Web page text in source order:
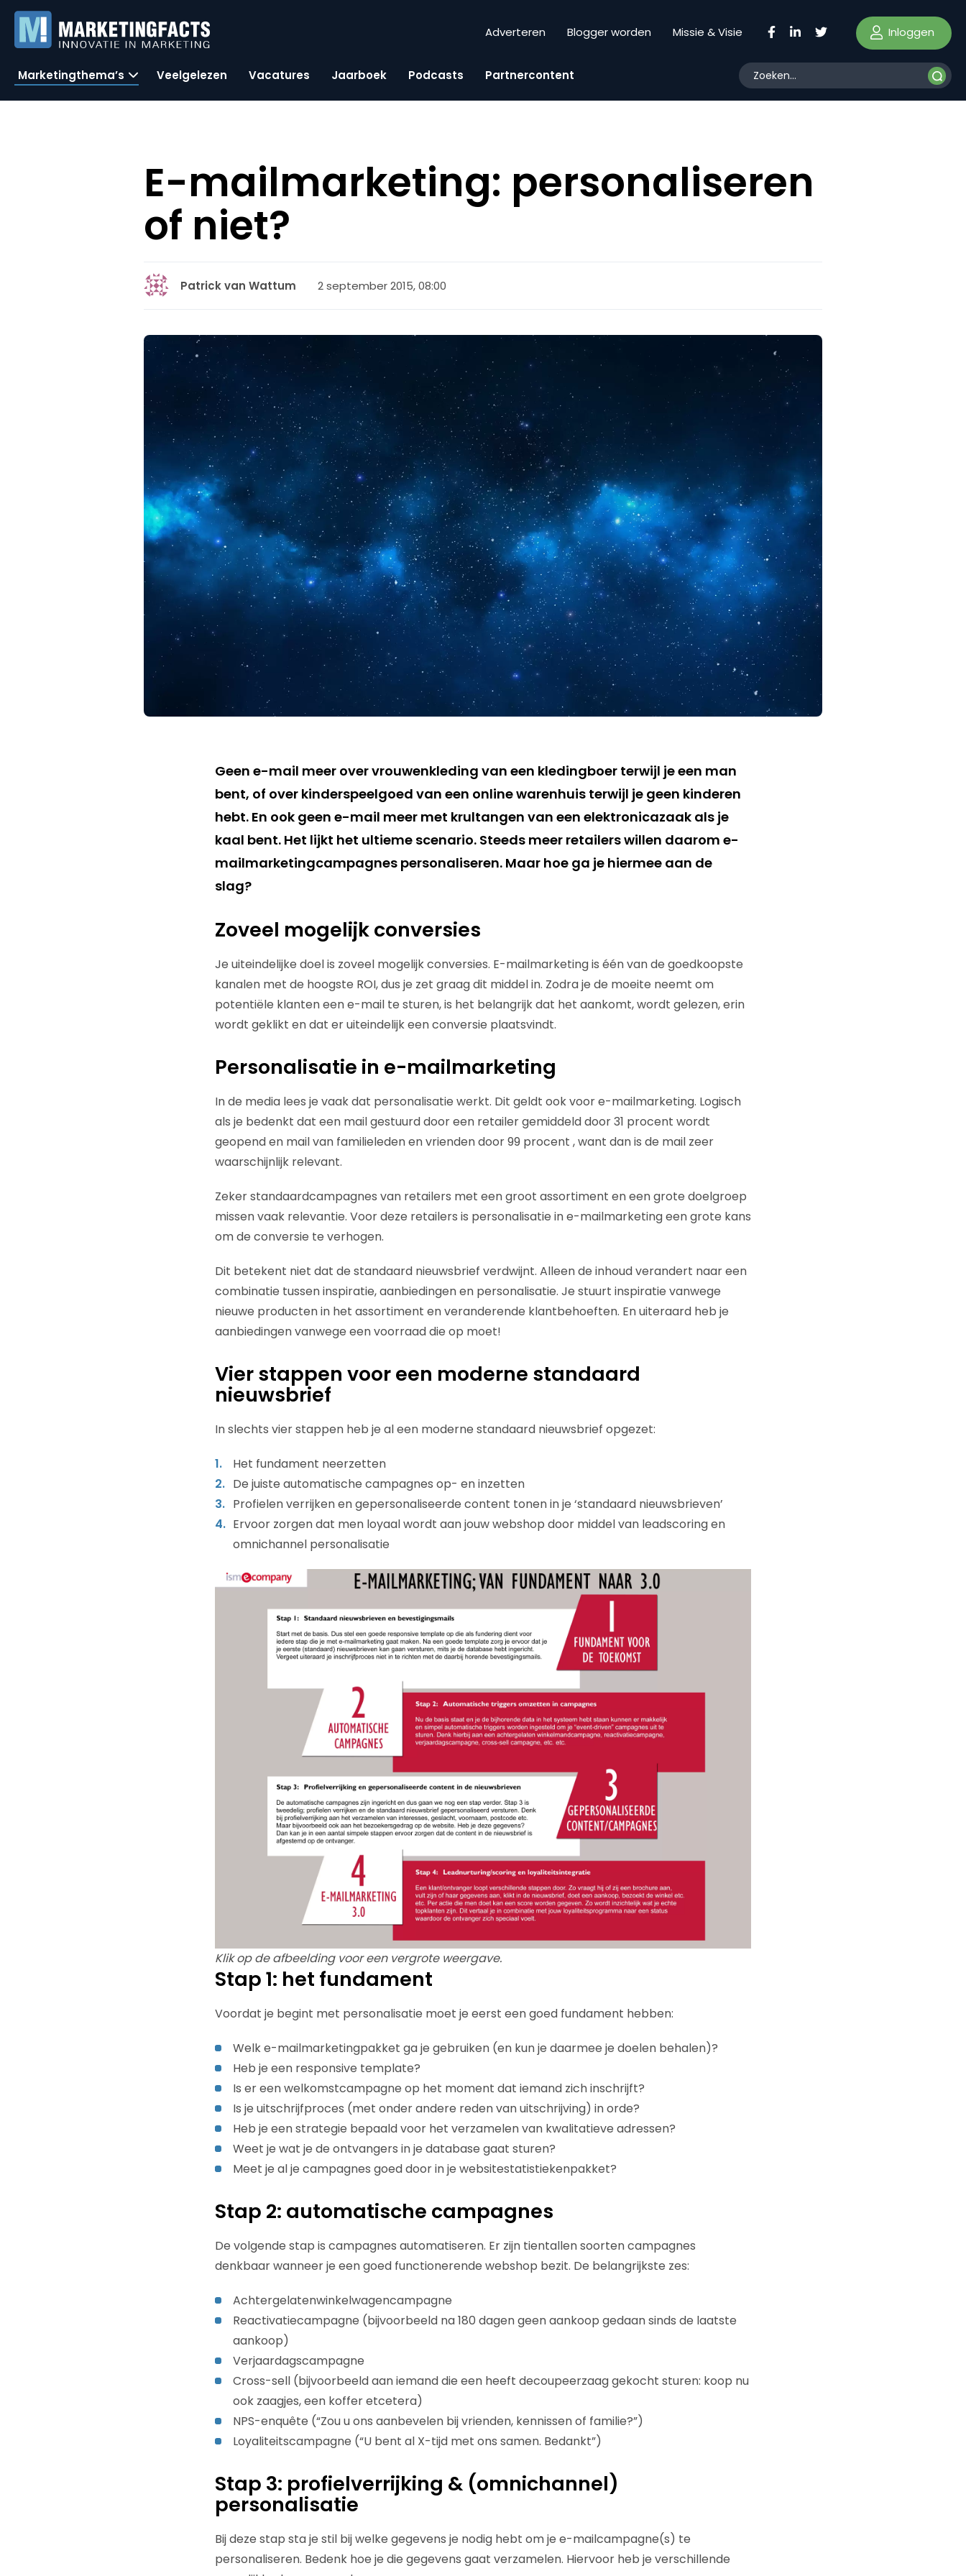
Adverteren Blogger worden Missie & Visie Inloggen
Marketingthema’s Veelgelezen Vacatures Jaarboek Podcasts Partnercontent
E-mailmarketing: personaliseren
of niet?
Patrick van Wattum 2 september 2015, 08:00
Geen e-mail meer over vrouwenkleding van een kledingboer terwijl je een man
bent, of over kinderspeelgoed van een online warenhuis terwijl je geen kinderen
hebt. En ook geen e-mail meer met krultangen van een elektronicazaak als je
kaal bent. Het lijkt het ultieme scenario. Steeds meer retailers willen daarom e-
mailmarketingcampagnes personaliseren. Maar hoe ga je hiermee aan de
slag?
Zoveel mogelijk conversies
Je uiteindelijke doel is zoveel mogelijk conversies. E-mailmarketing is één van de goedkoopste
kanalen met de hoogste ROI, dus je zet graag dit middel in. Zodra je de moeite neemt om
potentiële klanten een e-mail te sturen, is het belangrijk dat het aankomt, wordt gelezen, erin
wordt geklikt en dat er uiteindelijk een conversie plaatsvindt.
Personalisatie in e-mailmarketing
In de media lees je vaak dat personalisatie werkt. Dit geldt ook voor e-mailmarketing. Logisch
als je bedenkt dat een mail gestuurd door een retailer gemiddeld door 31 procent wordt
geopend en mail van familieleden en vrienden door 99 procent , want dan is de mail zeer
waarschijnlijk relevant.
Zeker standaardcampagnes van retailers met een groot assortiment en een grote doelgroep
missen vaak relevantie. Voor deze retailers is personalisatie in e-mailmarketing een grote kans
om de conversie te verhogen.
Dit betekent niet dat de standaard nieuwsbrief verdwijnt. Alleen de inhoud verandert naar een
combinatie tussen inspiratie, aanbiedingen en personalisatie. Je stuurt inspiratie vanwege
nieuwe producten in het assortiment en veranderende klantbehoeften. En uiteraard heb je
aanbiedingen vanwege een voorraad die op moet!
Vier stappen voor een moderne standaard
nieuwsbrief
In slechts vier stappen heb je al een moderne standaard nieuwsbrief opgezet:
Het fundament neerzetten
De juiste automatische campagnes op- en inzetten
Profielen verrijken en gepersonaliseerde content tonen in je ‘standaard nieuwsbrieven’
Ervoor zorgen dat men loyaal wordt aan jouw webshop door middel van leadscoring en
omnichannel personalisatie
Klik op de afbeelding voor een vergrote weergave.
Stap 1: het fundament
Voordat je begint met personalisatie moet je eerst een goed fundament hebben:
Welk e-mailmarketingpakket ga je gebruiken (en kun je daarmee je doelen behalen)?
Heb je een responsive template?
Is er een welkomstcampagne op het moment dat iemand zich inschrijft?
Is je uitschrijfproces (met onder andere reden van uitschrijving) in orde?
Heb je een strategie bepaald voor het verzamelen van kwalitatieve adressen?
Weet je wat je de ontvangers in je database gaat sturen?
Meet je al je campagnes goed door in je websitestatistiekenpakket?
Stap 2: automatische campagnes
De volgende stap is campagnes automatiseren. Er zijn tientallen soorten campagnes
denkbaar wanneer je een goed functionerende webshop bezit. De belangrijkste zes:
Achtergelatenwinkelwagencampagne
Reactivatiecampagne (bijvoorbeeld na 180 dagen geen aankoop gedaan sinds de laatste
aankoop)
Verjaardagscampagne
Cross-sell (bijvoorbeeld aan iemand die een heeft decoupeerzaag gekocht sturen: koop nu
ook zaagjes, een koffer etcetera)
NPS-enquête (“Zou u ons aanbevelen bij vrienden, kennissen of familie?”)
Loyaliteitscampagne (“U bent al X-tijd met ons samen. Bedankt”)
Stap 3: profielverrijking & (omnichannel)
personalisatie
Bij deze stap sta je stil bij welke gegevens je nodig hebt om je e-mailcampagne(s) te
personaliseren. Bedenk hoe je die gegevens gaat verzamelen. Hiervoor heb je verschillende